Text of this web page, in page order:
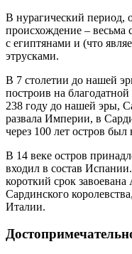
В нурагический период,
происхождение – весьма
с египтянами и (что
этрусками.
В 7 столетии до нашей
построив на
238 году до нашей эры,
развала Империи, в
через 100 лет остров
В 14 веке остров
входил в состав
короткий срок
Сардинского
Италии.